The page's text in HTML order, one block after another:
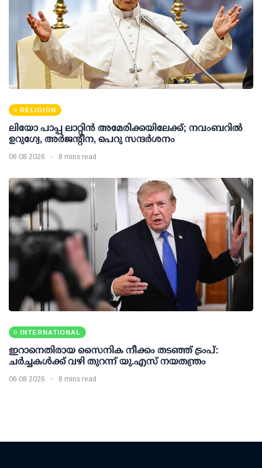
RELIGION
ലിയോ പാപ്പ ലാറ്റിൻ അമേരിക്കയിലേക്ക്; നവംബറിൽ
ഉറുഗ്വേ, അർജന്റീന, പെറു സന്ദർശനം
06 08 2026 8 mins read
INTERNATIONAL
ഇറാനെതിരായ സൈനിക നീക്കം തടഞ്ഞ് ട്രംപ്:
ചര്‍ച്ചകള്‍ക്ക് വഴി തുറന്ന് യു.എസ് നയതന്ത്രം
06 08 2026 8 mins read